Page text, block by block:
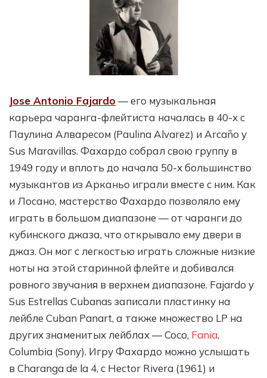
Jose Antonio Fajardo — его музыкальная
карьера чаранга-флейтиста началась в 40-х с
Паулина Алваресом (Paulina Alvarez) и Arcaño y
Sus Maravillas. Фахардо собрал свою группу в
1949 году и вплоть до начала 50-х большинство
музыкантов из Арканьо играли вместе с ним. Как
и Лосано, мастерство Фахардо позволяло ему
играть в большом диапазоне — от чаранги до
кубинского джаза, что открывало ему двери в
джаз. Он мог с легкостью играть сложные низкие
ноты на этой старинной флейте и добивался
ровного звучания в верхнем диапазоне. Fajardo y
Sus Estrellas Cubanas записали пластинку на
лейбле Cuban Panart, а также множество LP на
других знаменитых лейблах — Coco, Fania,
Columbia (Sony). Игру Фахардо можно услышать
в Charanga de la 4, с Hector Rivera (1961) и